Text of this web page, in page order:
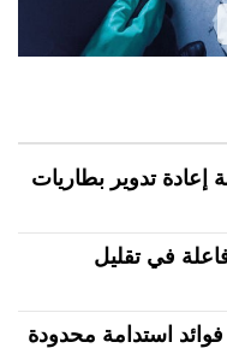
تدوير بطاريات
فاعلة في تقليل
فوائد استدامة محدودة